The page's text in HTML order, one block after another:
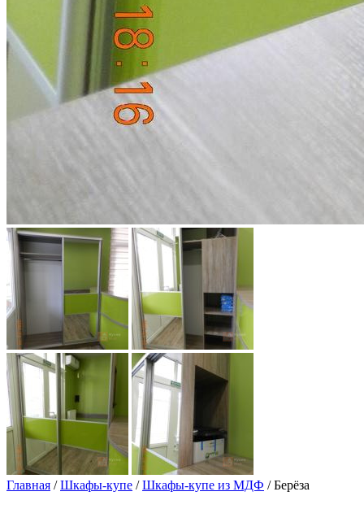
Главная /Шкафы-купе /Шкафы-купе из МДФ / Берёза